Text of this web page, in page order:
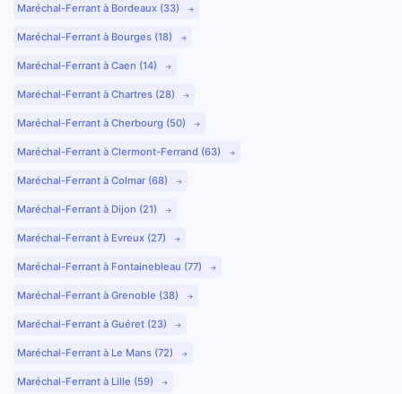
Maréchal-Ferrant à Bordeaux (33)
Maréchal-Ferrant à Bourges (18)
Maréchal-Ferrant à Caen (14)
Maréchal-Ferrant à Chartres (28)
Maréchal-Ferrant à Cherbourg (50)
Maréchal-Ferrant à Clermont-Ferrand (63)
Maréchal-Ferrant à Colmar (68)
Maréchal-Ferrant à Dijon (21)
Maréchal-Ferrant à Evreux (27)
Maréchal-Ferrant à Fontainebleau (77)
Maréchal-Ferrant à Grenoble (38)
Maréchal-Ferrant à Guéret (23)
Maréchal-Ferrant à Le Mans (72)
Maréchal-Ferrant à Lille (59)